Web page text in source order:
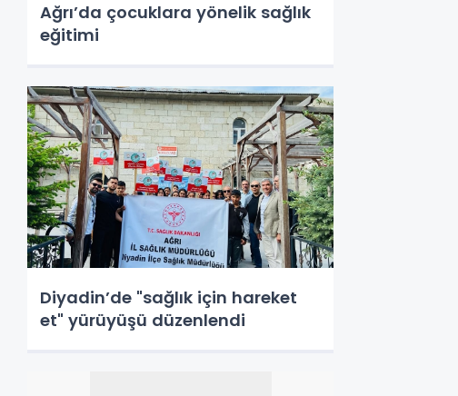
Ağrı’da çocuklara yönelik sağlık
eğitimi
Diyadin’de "sağlık için hareket
et" yürüyüşü düzenlendi